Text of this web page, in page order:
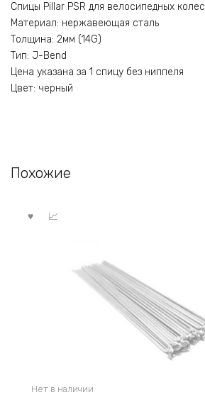
Спицы Pillar PSR для велосипедных колес
Материал: нержавеющая сталь
Толщина: 2мм (14G)
Тип: J-Bend
Цена указана за 1 спицу без ниппеля
Цвет: черный
Похожие
Нет в наличии